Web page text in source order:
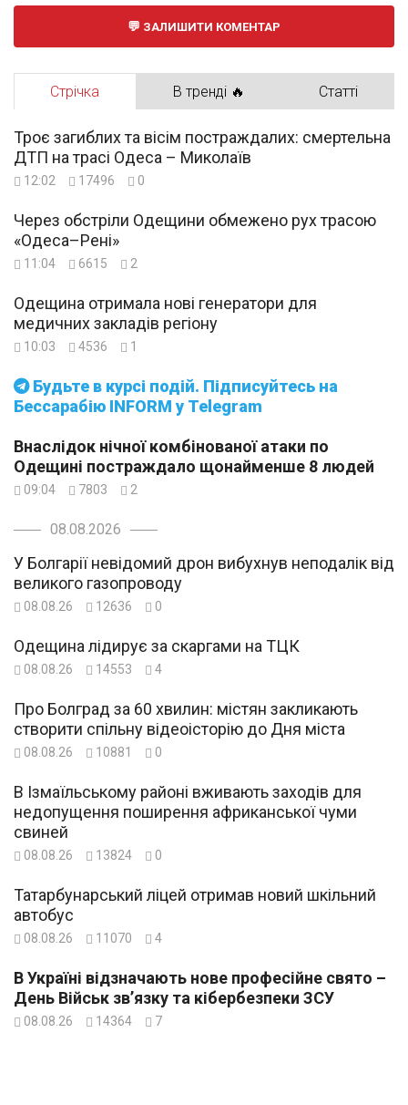
ЗАЛИШИТИ КОМЕНТАР
Стрічка В тренді 🔥 Статті
Будьте в курсі подій. Підписуйтесь на
Бессарабію INFORM у Telegram
Троє загиблих та вісім постраждалих: смертельна
ДТП на трасі Одеса – Миколаїв
12:02 17496 0
Через обстріли Одещини обмежено рух трасою
«Одеса–Рені»
11:04 6615 2
Одещина отримала нові генератори для
медичних закладів регіону
10:03 4536 1
Внаслідок нічної комбінованої атаки по
Одещині постраждало щонайменше 8 людей
09:04 7803 2
08.08.2026
У Болгарії невідомий дрон вибухнув неподалік від
великого газопроводу
08.08.26 12636 0
Одещина лідирує за скаргами на ТЦК
08.08.26 14553 4
Про Болград за 60 хвилин: містян закликають
створити спільну відеоісторію до Дня міста
08.08.26 10881 0
В Ізмаїльському районі вживають заходів для
недопущення поширення африканської чуми
свиней
08.08.26 13824 0
Татарбунарський ліцей отримав новий шкільний
автобус
08.08.26 11070 4
В Україні відзначають нове професійне свято –
День Військ зв’язку та кібербезпеки ЗСУ
08.08.26 14364 7